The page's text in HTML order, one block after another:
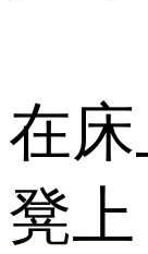
（
在
凳